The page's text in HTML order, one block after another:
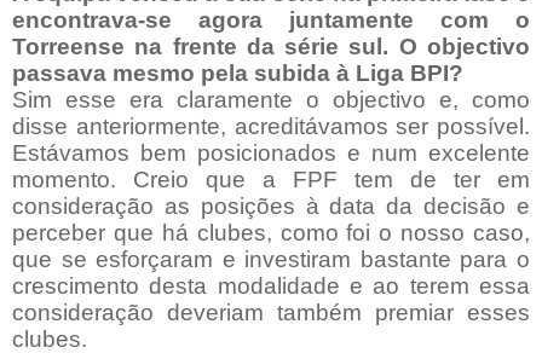
encontrava-se agora juntamente com o
Torreense na frente da série sul. O objectivo
passava mesmo pela subida à Liga BPI?
Sim esse era claramente o objectivo e, como
disse anteriormente, acreditávamos ser possível.
Estávamos bem posicionados e num excelente
momento. Creio que a FPF tem de ter em
consideração as posições à data da decisão e
perceber que há clubes, como foi o nosso caso,
que se esforçaram e investiram bastante para o
crescimento desta modalidade e ao terem essa
consideração deveriam também premiar esses
clubes.